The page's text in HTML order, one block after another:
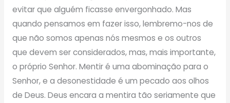
evitar que alguém ficasse envergonhado. Mas
quando pensamos em fazer isso, lembremo-nos de
que não somos apenas nós mesmos e os outros
que devem ser considerados, mas, mais importante,
o próprio Senhor. Mentir é uma abominação para o
Senhor, e a desonestidade é um pecado aos olhos
de Deus. Deus encara a mentira tão seriamente que